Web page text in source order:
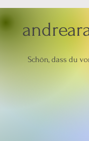
Schön, dass du